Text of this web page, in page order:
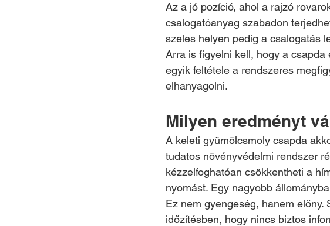
Az a jó pozíció, ahol a rajzó
csalogatóanyag szabadon
szeles helyen pedig a csalogatás
Arra is figyelni kell, hogy a
egyik feltétele a rendszeres
elhanyagolni.
Milyen eredményt
A keleti gyümölcsmoly csapda
tudatos növényvédelmi rendszer
kézzelfoghatóan csökkentheti a
nyomást. Egy nagyobb
Ez nem gyengeség, hanem
időzítésben, hogy nincs biztos